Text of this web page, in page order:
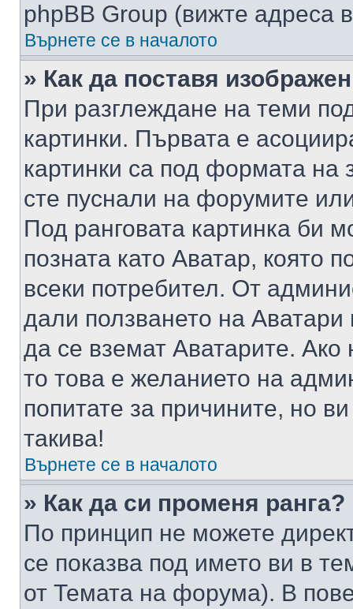
phpBB Group (вижте адреса
Върнете се в началото
» Как да поставя
При разглеждане на теми
картинки. Първата е
картинки са под формата на
сте пуснали на форумите
Под ранговата картинка би
позната като Аватар, която
всеки потребител. От
дали ползването на
да се вземат Аватарите.
то това е желанието на
попитате за причините, но
такива!
Върнете се в началото
» Как да си променя ранга?
По принцип не можете
се показва под името ви в
от Темата на форума). В